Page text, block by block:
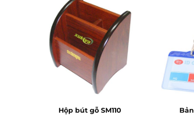
Hộp bút gỗ SM110